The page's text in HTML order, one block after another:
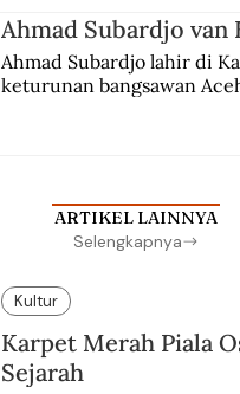
Ahmad Subardjo van
Ahmad Subardjo lahir di
keturunan bangsawan
ARTIKEL LAINNYA
Selengkapnya
Kultur
Karpet Merah Piala
Sejarah